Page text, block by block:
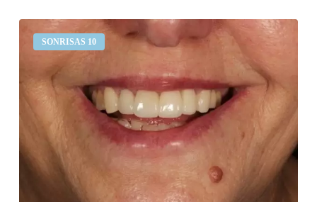
SONRISAS 10
puente
los
incisivos
superiores